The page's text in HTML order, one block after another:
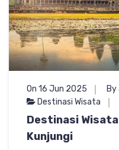
On 16 Jun 2025
By
Destinasi Wisata
Destinasi Wisata
Kunjungi